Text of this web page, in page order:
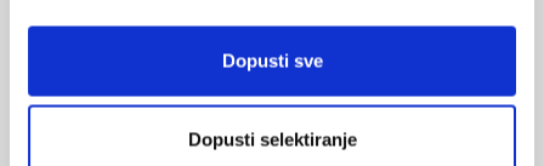
Dopusti sve
Dopusti selektiranje
3. Khattree R, Naik DN. Multivariate Data Reduction and
4. Rice JP, Saccone NL, RasmussenE. Definition of the